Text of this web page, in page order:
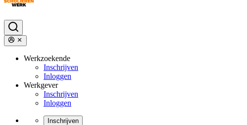
Werkzoekende
Inschrijven
Inloggen
Werkgever
Inschrijven
Inloggen
Inschrijven